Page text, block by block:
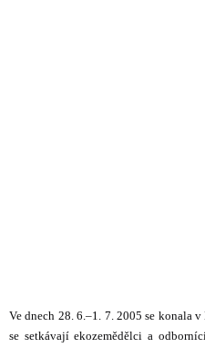
Ve dnech 28. 6.–1. 7. 2005 se konala
se setkávají ekozemědělci a